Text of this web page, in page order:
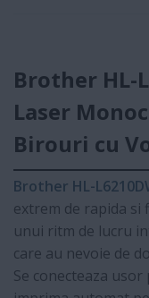
Brother HL-
Laser
Birouri cu
Brother HL-
extrem de rapida
unui ritm de lucru
care au nevoie de
Se conecteaza